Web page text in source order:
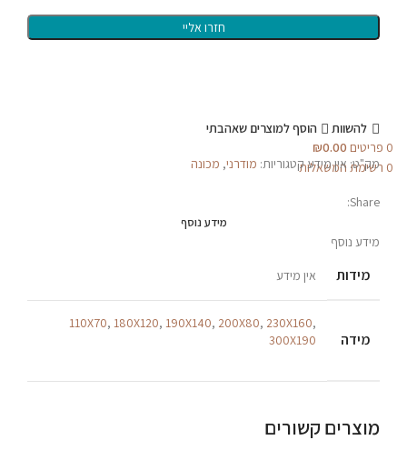
0 פריטים ₪0.00
0 רשימת המשאלות
להשוות הוסף למוצרים שאהבתי
מק"ט: אין מידעקטגוריות: מודרני, מכונה
Share:
מידע נוסף
מידע נוסף
מידות אין מידע
מידה
110X70, 180X120, 190X140, 200X80, 230X160,
300X190
מוצרים קשורים